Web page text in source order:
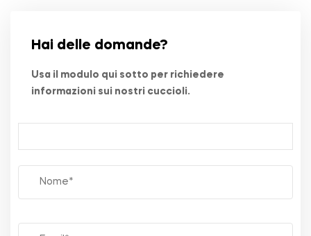
Hai delle domande?
Usa il modulo qui sotto per richiedere
informazioni sui nostri cuccioli.